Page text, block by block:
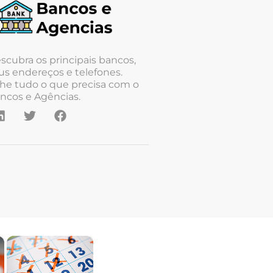
os principais bancos,
endereços e telefones.
tudo o que precisa com o
e Agências.
×